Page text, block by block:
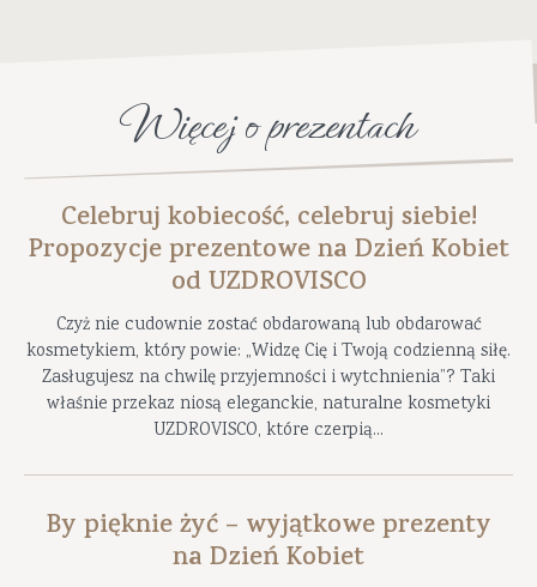
Więcej o prezentach
Celebruj kobiecość, celebruj siebie!
Propozycje prezentowe na Dzień Kobiet
od UZDROVISCO
Czyż nie cudownie zostać obdarowaną lub obdarować
kosmetykiem, który powie: „Widzę Cię i Twoją codzienną siłę.
Zasługujesz na chwilę przyjemności i wytchnienia”? Taki
właśnie przekaz niosą eleganckie, naturalne kosmetyki
UZDROVISCO, które czerpią...
By pięknie żyć – wyjątkowe prezenty
na Dzień Kobiet